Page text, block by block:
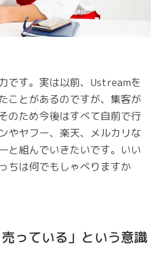
です。実は以前、Ustreamを
ことがあるのですが、集客が
のため今後はすべて自前で行
やヤフー、楽天、メルカリな
と組んでいきたいです。いい
ちは何でもしゃべりますか
っている」という意識